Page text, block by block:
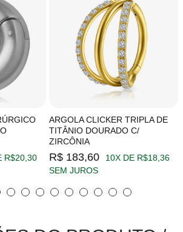
R$20,30
ARGOLA CLICKER TRIPLA DE
TITÂNIO DOURADO C/
ZIRCÔNIA
R$ 183,60
10X DE R$18,36
SEM JUROS